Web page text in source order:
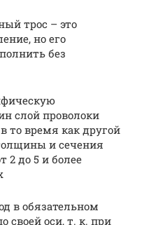
трос – это
но его
без
слой проволоки
то время как другой
и сечения
2 до 5 и более
в обязательном
своей оси, т. к. при